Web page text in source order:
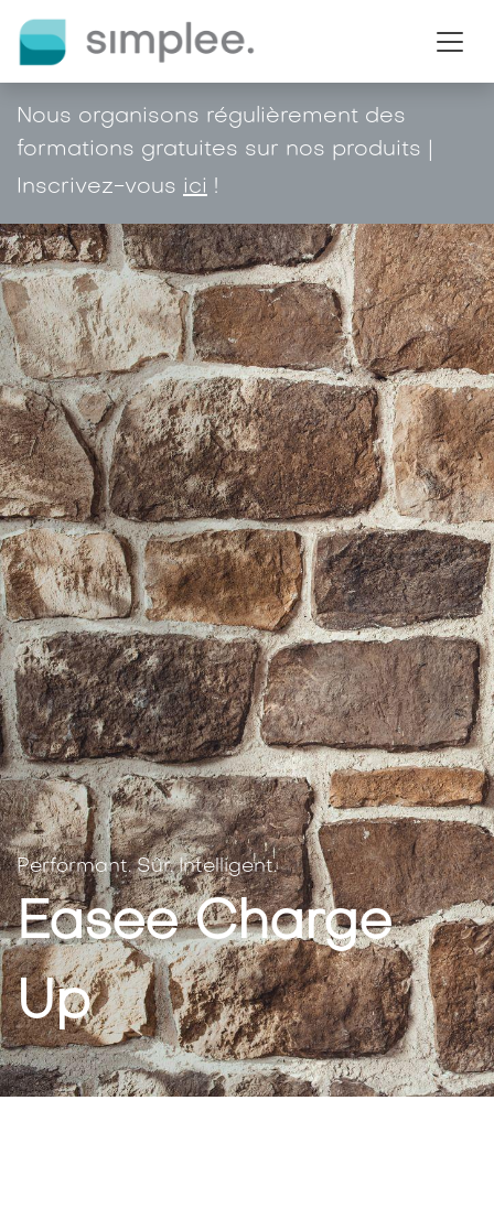
Nous organisons régulièrement des
formations gratuites sur nos produits |
Inscrivez-vous ici !
Performant. Sûr. Intelligent.
Easee Charge
Up